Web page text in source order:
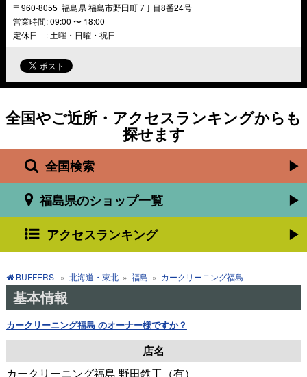
〒960-8055 福島県 福島市野田町7丁目8番24号
営業時間:09:00 〜 18:00
定休日 : 土曜・日曜・祝日
全国やご近所・アクセスランキングからも
探せます
全国検索
福島県のショップ一覧
アクセスランキング
BUFFERS » 北海道・東北 » 福島 » カークリーニング福島
基本情報
カークリーニング福島 のオーナー様ですか？
店名
カークリーニング福島 野田鉄工（有）